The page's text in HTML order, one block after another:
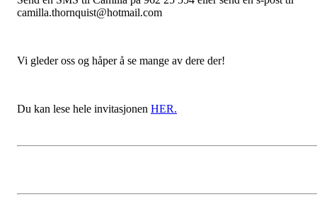
camilla.thornquist@hotmail.com
Vi gleder oss og håper å se mange av dere der!
Du kan lese hele invitasjonen HER.